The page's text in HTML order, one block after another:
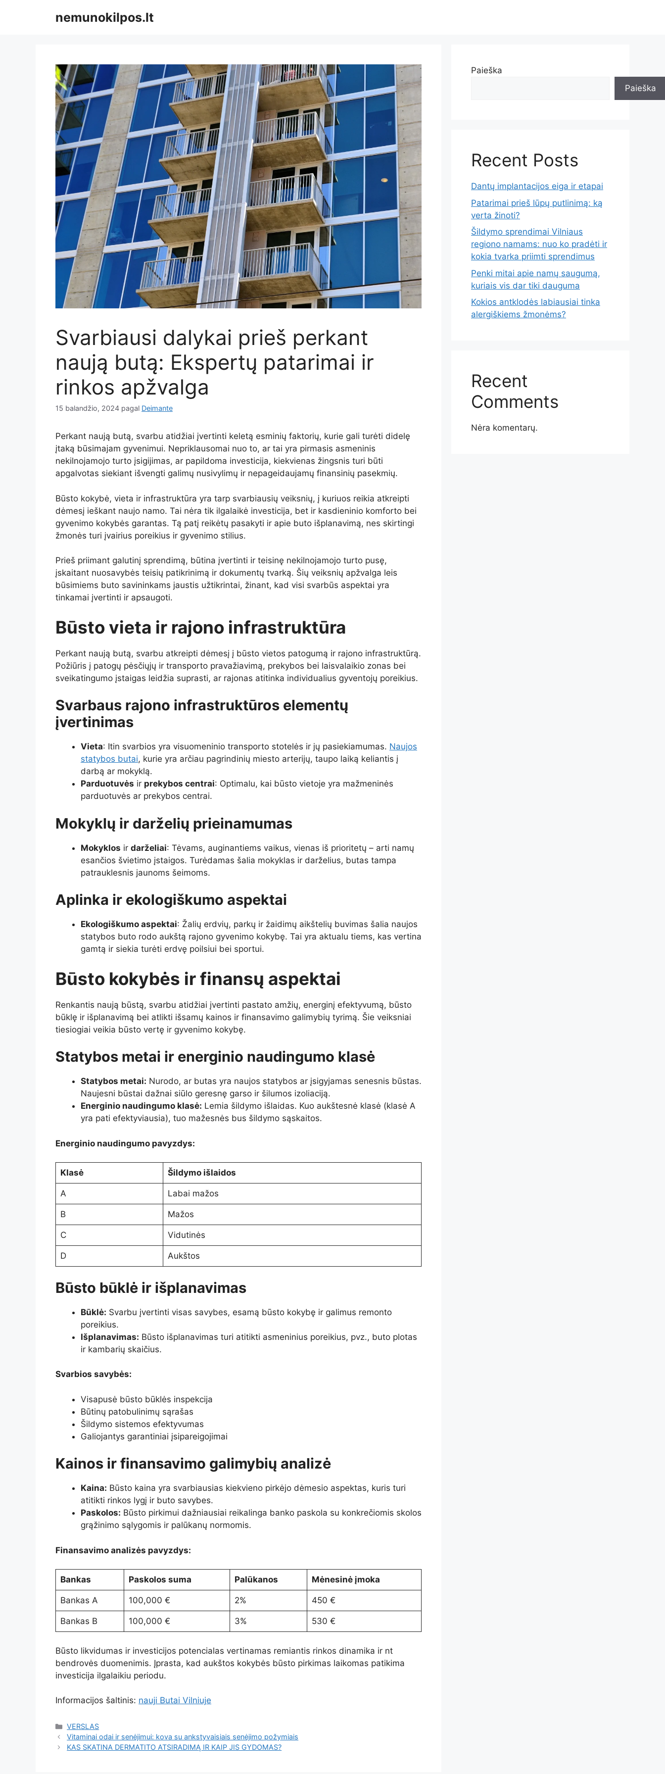
nemunokilpos.lt
Svarbiausi dalykai prieš perkant
naują butą: Ekspertų patarimai ir
rinkos apžvalga
15 balandžio, 2024 pagal Deimante
Perkant naują butą, svarbu atidžiai įvertinti keletą esminių faktorių, kurie gali turėti didelę
įtaką būsimajam gyvenimui. Nepriklausomai nuo to, ar tai yra pirmasis asmeninis
nekilnojamojo turto įsigijimas, ar papildoma investicija, kiekvienas žingsnis turi būti
apgalvotas siekiant išvengti galimų nusivylimų ir nepageidaujamų finansinių pasekmių.
Būsto kokybė, vieta ir infrastruktūra yra tarp svarbiausių veiksnių, į kuriuos reikia atkreipti
dėmesį ieškant naujo namo. Tai nėra tik ilgalaikė investicija, bet ir kasdieninio komforto bei
gyvenimo kokybės garantas. Tą patį reikėtų pasakyti ir apie buto išplanavimą, nes skirtingi
žmonės turi įvairius poreikius ir gyvenimo stilius.
Prieš priimant galutinį sprendimą, būtina įvertinti ir teisinę nekilnojamojo turto pusę,
įskaitant nuosavybės teisių patikrinimą ir dokumentų tvarką. Šių veiksnių apžvalga leis
būsimiems buto savininkams jaustis užtikrintai, žinant, kad visi svarbūs aspektai yra
tinkamai įvertinti ir apsaugoti.
Būsto vieta ir rajono infrastruktūra
Perkant naują butą, svarbu atkreipti dėmesį į būsto vietos patogumą ir rajono infrastruktūrą.
Požiūris į patogų pėsčiųjų ir transporto pravažiavimą, prekybos bei laisvalaikio zonas bei
sveikatingumo įstaigas leidžia suprasti, ar rajonas atitinka individualius gyventojų poreikius.
Svarbaus rajono infrastruktūros elementų
įvertinimas
Vieta: Itin svarbios yra visuomeninio transporto stotelės ir jų pasiekiamumas. Naujos
statybos butai, kurie yra arčiau pagrindinių miesto arterijų, taupo laiką keliantis į
darbą ar mokyklą.
Parduotuvės ir prekybos centrai: Optimalu, kai būsto vietoje yra mažmeninės
parduotuvės ar prekybos centrai.
Mokyklų ir darželių prieinamumas
Mokyklos ir darželiai: Tėvams, auginantiems vaikus, vienas iš prioritetų – arti namų
esančios švietimo įstaigos. Turėdamas šalia mokyklas ir darželius, butas tampa
patrauklesnis jaunoms šeimoms.
Aplinka ir ekologiškumo aspektai
Ekologiškumo aspektai: Žalių erdvių, parkų ir žaidimų aikštelių buvimas šalia naujos
statybos buto rodo aukštą rajono gyvenimo kokybę. Tai yra aktualu tiems, kas vertina
gamtą ir siekia turėti erdvę poilsiui bei sportui.
Būsto kokybės ir finansų aspektai
Renkantis naują būstą, svarbu atidžiai įvertinti pastato amžių, energinį efektyvumą, būsto
būklę ir išplanavimą bei atlikti išsamų kainos ir finansavimo galimybių tyrimą. Šie veiksniai
tiesiogiai veikia būsto vertę ir gyvenimo kokybę.
Statybos metai ir energinio naudingumo klasė
Statybos metai: Nurodo, ar butas yra naujos statybos ar įsigyjamas senesnis būstas.
Naujesni būstai dažnai siūlo geresnę garso ir šilumos izoliaciją.
Energinio naudingumo klasė: Lemia šildymo išlaidas. Kuo aukštesnė klasė (klasė A
yra pati efektyviausia), tuo mažesnės bus šildymo sąskaitos.
Energinio naudingumo pavyzdys:
Klasė Šildymo išlaidos
A Labai mažos
B Mažos
C Vidutinės
D Aukštos
Būsto būklė ir išplanavimas
Būklė: Svarbu įvertinti visas savybes, esamą būsto kokybę ir galimus remonto
poreikius.
Išplanavimas: Būsto išplanavimas turi atitikti asmeninius poreikius, pvz., buto plotas
ir kambarių skaičius.
Svarbios savybės:
Visapusė būsto būklės inspekcija
Būtinų patobulinimų sąrašas
Šildymo sistemos efektyvumas
Galiojantys garantiniai įsipareigojimai
Kainos ir finansavimo galimybių analizė
Kaina: Būsto kaina yra svarbiausias kiekvieno pirkėjo dėmesio aspektas, kuris turi
atitikti rinkos lygį ir buto savybes.
Paskolos: Būsto pirkimui dažniausiai reikalinga banko paskola su konkrečiomis skolos
grąžinimo sąlygomis ir palūkanų normomis.
Finansavimo analizės pavyzdys:
Bankas Paskolos suma Palūkanos Mėnesinė įmoka
Bankas A 100,000 € 2% 450 €
Bankas B 100,000 € 3% 530 €
Būsto likvidumas ir investicijos potencialas vertinamas remiantis rinkos dinamika ir nt
bendrovės duomenimis. Įprasta, kad aukštos kokybės būsto pirkimas laikomas patikima
investicija ilgalaikiu periodu.
Informacijos šaltinis: nauji Butai Vilniuje
Kategorijos
VERSLAS
Vitaminai odai ir senėjimui: kova su ankstyvaisiais senėjimo požymiais
KAS SKATINA DERMATITO ATSIRADIMĄ IR KAIP JIS GYDOMAS?
Paieška
Paieška
Recent Posts
Dantų implantacijos eiga ir etapai
Patarimai prieš lūpų putlinimą: ką
verta žinoti?
Šildymo sprendimai Vilniaus
regiono namams: nuo ko pradėti ir
kokia tvarka priimti sprendimus
Penki mitai apie namų saugumą,
kuriais vis dar tiki dauguma
Kokios antklodės labiausiai tinka
alergiškiems žmonėms?
Recent
Comments
Nėra komentarų.